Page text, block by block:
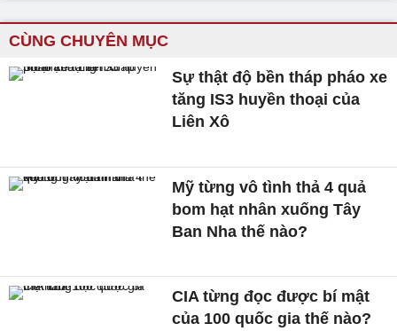
CÙNG CHUYÊN MỤC
Sự thật độ bền tháp pháo xe
tăng IS3 huyền thoại của
Liên Xô
Mỹ từng vô tình thả 4 quả
bom hạt nhân xuống Tây
Ban Nha thế nào?
CIA từng đọc được bí mật
của 100 quốc gia thế nào?